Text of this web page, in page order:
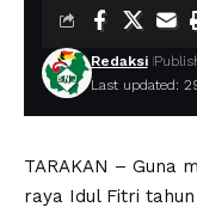
Last updated:
Redaksi
TARAKAN – Guna
raya Idul Fitri